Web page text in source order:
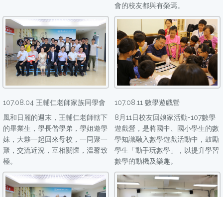
會的校友都與有榮焉。
107.08.04 王輔仁老師家族同學會
風和日麗的週末，王輔仁老師轄下
的畢業生，學長偕學弟，學姐邀學
妹，大夥一起回來母校，一同聚一
聚，交流近況，互相關懷，溫馨致
極。
107.08.11 數學遊戲營
8月11日校友回娘家活動-107數學
遊戲營，是將國中、國小學生的數
學知識融入數學遊戲活動中，鼓勵
學生「動手玩數學」，以提升學習
數學的動機及樂趣。